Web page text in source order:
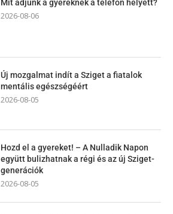
Mit adjunk a gyereknek a telefon helyett?
2026-08-06
Új mozgalmat indít a Sziget a fiatalok
mentális egészségéért
2026-08-05
Hozd el a gyereket! – A Nulladik Napon
együtt bulizhatnak a régi és az új Sziget-
generációk
2026-08-05